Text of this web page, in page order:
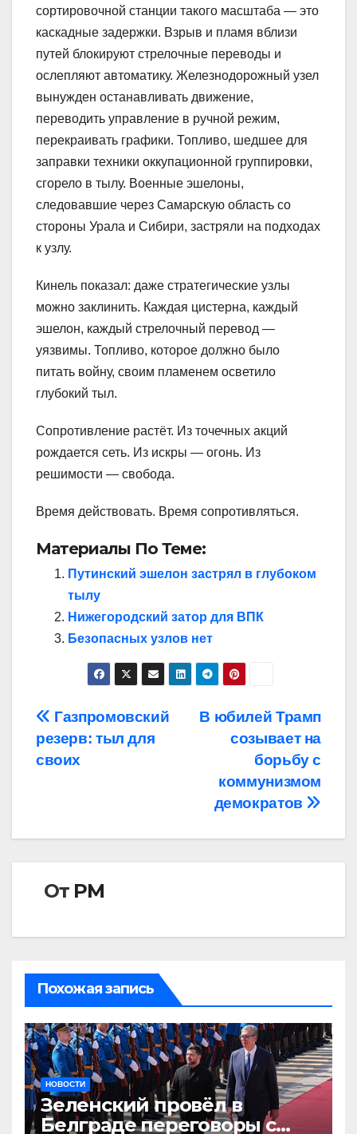
сортировочной станции такого масштаба — это
каскадные задержки. Взрыв и пламя вблизи
путей блокируют стрелочные переводы и
ослепляют автоматику. Железнодорожный узел
вынужден останавливать движение,
переводить управление в ручной режим,
перекраивать графики. Топливо, шедшее для
заправки техники оккупационной группировки,
сгорело в тылу. Военные эшелоны,
следовавшие через Самарскую область со
стороны Урала и Сибири, застряли на подходах
к узлу.
Кинель показал: даже стратегические узлы
можно заклинить. Каждая цистерна, каждый
эшелон, каждый стрелочный перевод —
уязвимы. Топливо, которое должно было
питать войну, своим пламенем осветило
глубокий тыл.
Сопротивление растёт. Из точечных акций
рождается сеть. Из искры — огонь. Из
решимости — свобода.
Время действовать. Время сопротивляться.
Материалы По Теме:
Путинский эшелон застрял в глубоком
тылу
Нижегородский затор для ВПК
Безопасных узлов нет
Навигация
по
В юбилей Трамп
созывает на
борьбу с
коммунизмом
демократов
Газпромовский
резерв: тыл для
своих
От РМ
Похожая запись
НОВОСТИ
Зеленский провёл в
Белграде переговоры с